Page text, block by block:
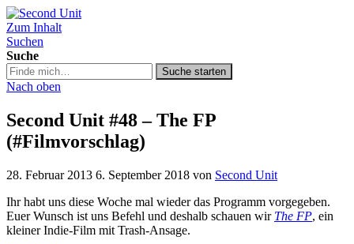
Second Unit
Zum Inhalt
Suchen
Suche
Suche
in
podcast.de/
Suche starten
Nach oben
Second Unit #48 – The FP
(#Filmvorschlag)
28. Februar 2013 6. September 2018 von Second Unit
Ihr habt uns diese Woche mal wieder das Programm vorgegeben.
Euer Wunsch ist uns Befehl und deshalb schauen wir The FP, ein
kleiner Indie-Film mit Trash-Ansage.